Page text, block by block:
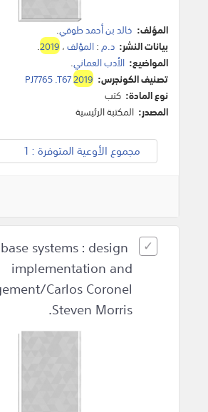
المؤلف: خالد بن أحمد طوقي.
بيانات النشر: د.م:المؤلف،2019
.
المواضيع: الأدب العماني.
تصنيف الكونجرس:
PJ7765 .T672019
نوع المادة: كتب
المصدر: المكتبة الرئيسية
مجموع الأوعية المتوفرة : 1
systems : design
implementation and
Carlos Coronel
Steven Morris.